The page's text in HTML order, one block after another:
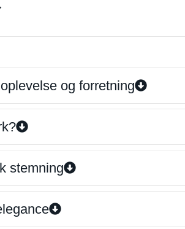
og forretning
stemning